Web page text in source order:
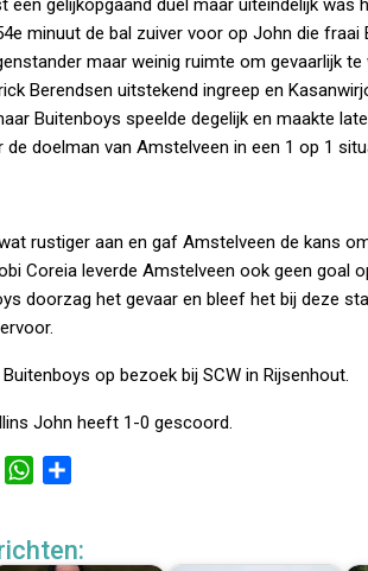
een gelijkopgaand duel maar uiteindelijk
minuut de bal zuiver voor op John die
maar weinig ruimte om gevaarlijk
Berendsen uitstekend ingreep en
Buitenboys speelde degelijk en maakte
de doelman van Amstelveen in een 1 op 1
rustiger aan en gaf Amstelveen de kans
Coreia leverde Amstelveen ook geen goal
doorzag het gevaar en bleef het bij deze
op bezoek bij SCW in Rijsenhout.
John heeft 1-0 gescoord.
W
t
e